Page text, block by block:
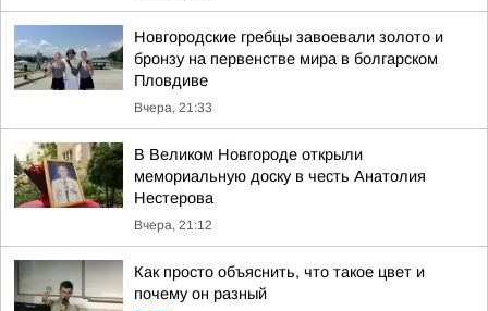
Новгородские гребцы завоевали золото и
бронзу на первенстве мира в болгарском
Пловдиве
Вчера, 21:33
В Великом Новгороде открыли
мемориальную доску в честь Анатолия
Нестерова
Вчера, 21:12
Как просто объяснить, что такое цвет и
почему он разный